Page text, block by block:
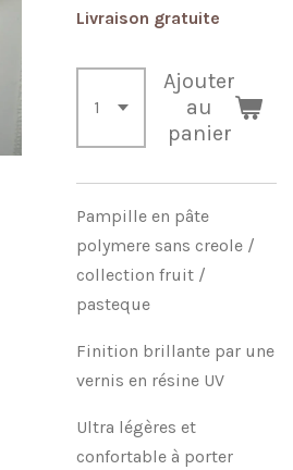
Livraison gratuite
Ajouter
au
panier
Pampille en pâte
polymere sans creole /
collection fruit /
pasteque
Finition brillante par une
vernis en résine UV
Ultra légères et
confortable à porter